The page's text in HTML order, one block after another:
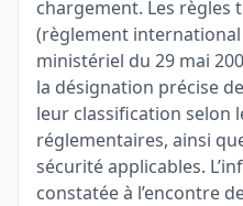
chargement. Les règles
(règlement
ministériel du 29 mai
la désignation précise
leur classification selon
réglementaires, ainsi
sécurité applicables.
constatée à l’encontre